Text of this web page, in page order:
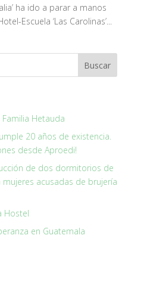
ha ido a parar a manos
Escuela ‘Las Carolinas’...
Hetauda
20 años de existencia.
desde Aproedi!
de dos dormitorios de
acusadas de brujería
Hostel
en Guatemala